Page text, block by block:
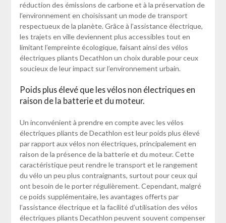
réduction des émissions de carbone et à la préservation de
l’environnement en choisissant un mode de transport
respectueux de la planète. Grâce à l’assistance électrique,
les trajets en ville deviennent plus accessibles tout en
limitant l’empreinte écologique, faisant ainsi des vélos
électriques pliants Decathlon un choix durable pour ceux
soucieux de leur impact sur l’environnement urbain.
Poids plus élevé que les vélos non électriques en
raison de la batterie et du moteur.
Un inconvénient à prendre en compte avec les vélos
électriques pliants de Decathlon est leur poids plus élevé
par rapport aux vélos non électriques, principalement en
raison de la présence de la batterie et du moteur. Cette
caractéristique peut rendre le transport et le rangement
du vélo un peu plus contraignants, surtout pour ceux qui
ont besoin de le porter régulièrement. Cependant, malgré
ce poids supplémentaire, les avantages offerts par
l’assistance électrique et la facilité d’utilisation des vélos
électriques pliants Decathlon peuvent souvent compenser